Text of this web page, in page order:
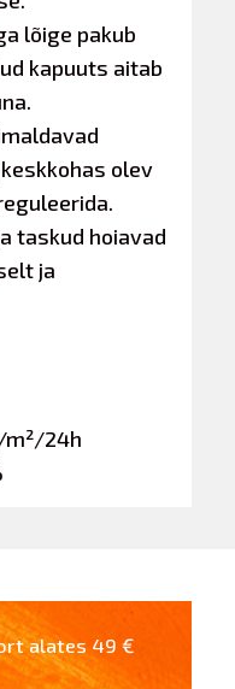
lõige pakub
kapuuts aitab
olev
taskud hoiavad
ja
m²/24h
alates 49 €